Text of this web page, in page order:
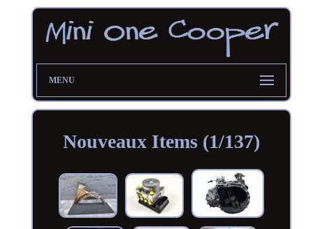
MENU
Nouveaux Items (1/137)